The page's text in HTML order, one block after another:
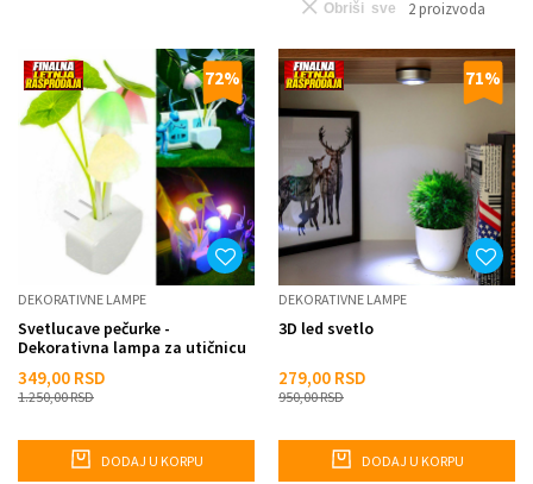
2 proizvoda
Obriši sve
72%
DEKORATIVNE LAMPE
Svetlucave pečurke -
Dekorativna lampa za utičnicu
349,00 RSD
1.250,00RSD
DODAJ U KORPU
71%
DEKORATIVNE LAMPE
3D led svetlo
279,00 RSD
950,00RSD
DODAJ U KORPU